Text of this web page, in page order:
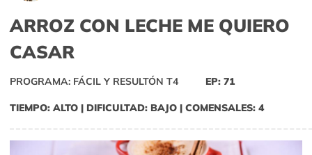
ARROZ CON LECHE ME QUIERO
CASAR
PROGRAMA: FÁCIL Y RESULTÓN T4 EP: 71
TIEMPO: ALTO | DIFICULTAD: BAJO | COMENSALES: 4